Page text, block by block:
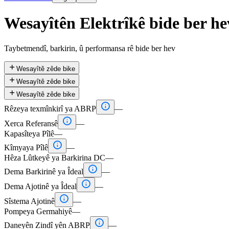
Wesayîtên Elektrîkê bide ber
Taybetmendî, barkirin, û performansa rê bide ber hev
 Wesayîtê zêde bike
 Wesayîtê zêde bike
 Wesayîtê zêde bike
Rêzeya texmînkirî ya ABRP  —
Xerca Referansê  —
Kapasîteya Pîlê—
Kîmyaya Pîlê  —
Hêza Lûtkeyê ya Barkirina DC—
Dema Barkirinê ya Îdeal
 —
Dema Ajotinê ya Îdeal
 —
Sîstema Ajotinê  —
Pompeya Germahiyê—
Daneyên Zindî yên ABRP  —